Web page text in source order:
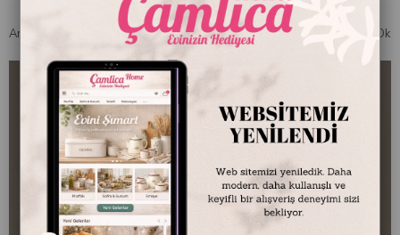
Anasayfa EMAYE DÜNYASI Kaseler Emayra Emaye Kase 12 cm |